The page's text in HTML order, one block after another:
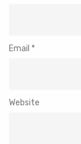
Email *
Website